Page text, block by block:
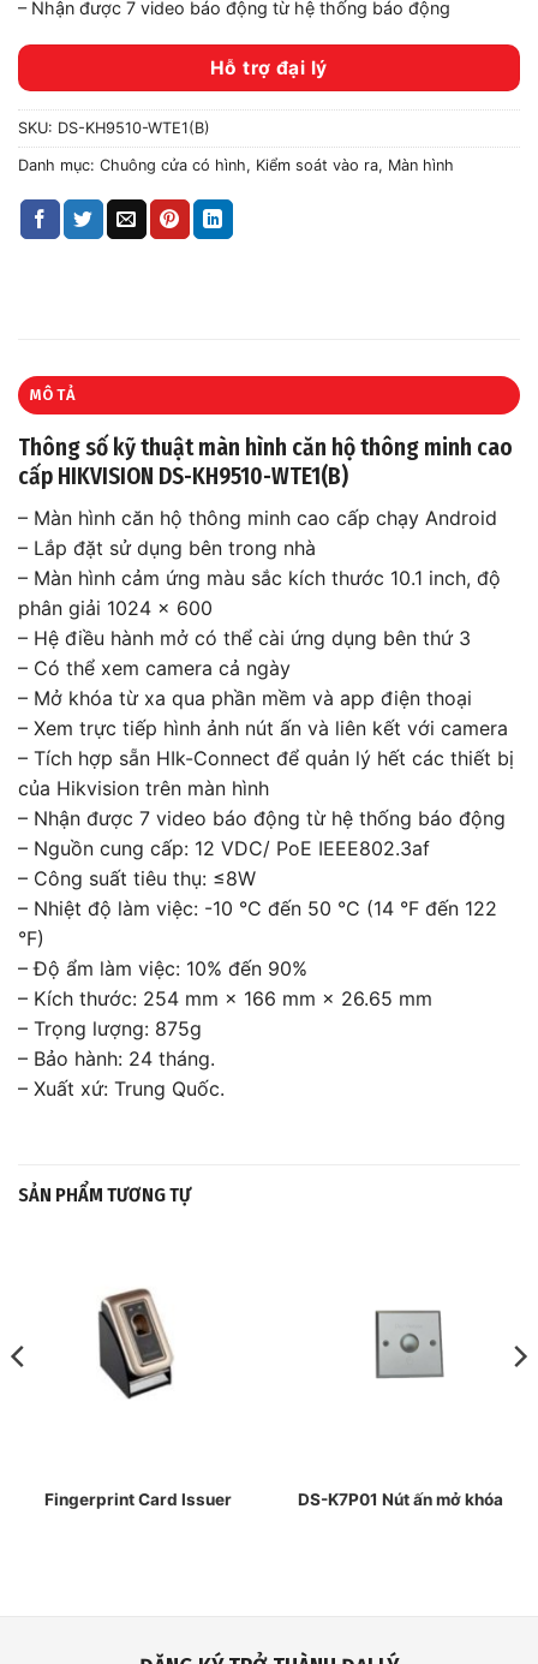
– Nhận được 7 video báo động từ hệ thống báo động
Hỗ trợ đại lý
SKU: DS-KH9510-WTE1(B)
Danh mục: Chuông cửa có hình, Kiểm soát vào ra, Màn hình
MÔ TẢ
Thông số kỹ thuật màn hình căn hộ thông minh cao
cấp HIKVISION DS-KH9510-WTE1(B)
– Màn hình căn hộ thông minh cao cấp chạy Android
– Lắp đặt sử dụng bên trong nhà
– Màn hình cảm ứng màu sắc kích thước 10.1 inch, độ
phân giải 1024 x 600
– Hệ điều hành mở có thể cài ứng dụng bên thứ 3
– Có thể xem camera cả ngày
– Mở khóa từ xa qua phần mềm và app điện thoại
– Xem trực tiếp hình ảnh nút ấn và liên kết với camera
– Tích hợp sẵn HIk-Connect để quản lý hết các thiết bị
của Hikvision trên màn hình
– Nhận được 7 video báo động từ hệ thống báo động
– Nguồn cung cấp: 12 VDC/ PoE IEEE802.3af
– Công suất tiêu thụ: ≤8W
– Nhiệt độ làm việc: -10 °C đến 50 °C (14 °F đến 122
°F)
– Độ ẩm làm việc: 10% đến 90%
– Kích thước: 254 mm × 166 mm × 26.65 mm
– Trọng lượng: 875g
– Bảo hành: 24 tháng.
– Xuất xứ: Trung Quốc.
SẢN PHẨM TƯƠNG TỰ
Fingerprint Card Issuer DS-K7P01 Nút ấn mở khóa